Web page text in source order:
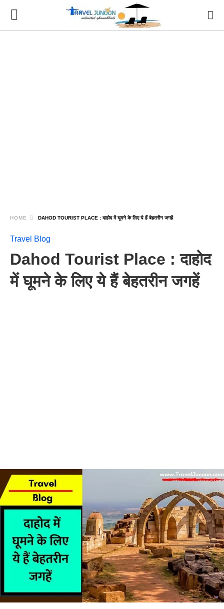
HOME DAHOD TOURIST PLACE : दाहोद में घूमने के लिए ये हैं बेहतरीन जगहें
Travel Blog
Dahod Tourist Place : दाहोद
में घूमने के लिए ये हैं बेहतरीन जगहें